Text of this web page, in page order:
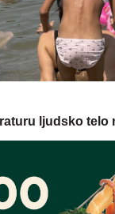
ljudsko telo